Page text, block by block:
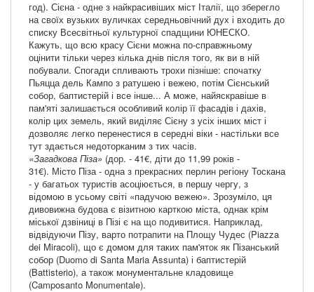
год). Сієна - одне з найкрасивіших міст Італії, що зберегло
на своїх вузьких вуличках середньовічний дух і входить до
списку Всесвітньої культурної спадщини ЮНЕСКО.
Кажуть, що всю красу Сієни можна по-справжньому
оцінити тільки через кілька днів після того, як ви в ній
побували. Спогади спливають трохи пізніше: спочатку
Пьяцца дель Кампо з ратушею і вежею, потім Сієнський
собор, баптистерій і все інше... А може, найяскравіше в
пам'яті залишається особливий колір її фасадів і дахів,
колір цих земель, який виділяє Сієну з усіх інших міст і
дозволяє легко перенестися в середні віки - настільки все
тут здається недоторканим з тих часів.
«Загадкова Піза» (дор. - 41€, діти до 11,99 років -
31€). Місто Піза - одна з прекрасних перлин регіону Тоскана
- у багатьох туристів асоціюється, в першу чергу, з
відомою в усьому світі «падучою вежею». Зрозуміло, ця
дивовижна будова є візитною карткою міста, однак крім
міської дзвіниці в Пізі є на що подивитися. Наприклад,
відвідуючи Пізу, варто потрапити на Площу Чудес (Piazza
dei Miracoli), що є домом для таких пам'яток як Пізанський
собор (Duomo di Santa Maria Assunta) і баптистерій
(Battisterio), а також монументальне кладовище
(Camposanto Monumentale).